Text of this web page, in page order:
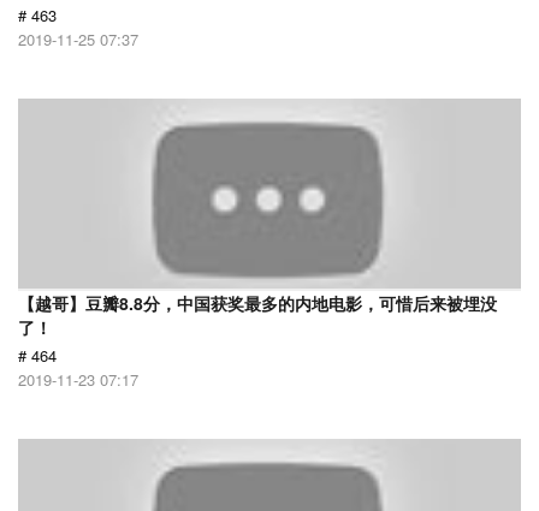
# 463
2019-11-25 07:37
【越哥】豆瓣8.8分，中国获奖最多的内地电影，可惜后来被埋没
了！
# 464
2019-11-23 07:17